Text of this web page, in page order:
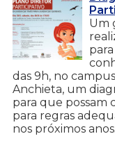
Um
das 9h, no
Anchieta, um
para que possam
para regras
nos próximos